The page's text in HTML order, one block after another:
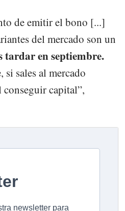
de emitir el bono [...]
del mercado son un
tardar en septiembre.
si sales al mercado
capital”,